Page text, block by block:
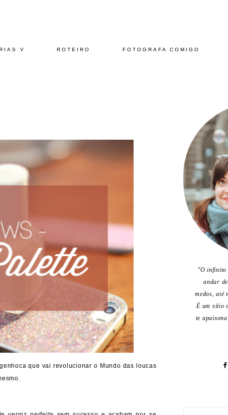
V ROTEIRO FOTOGRAFA COMIGO
que vai revolucionar o Mundo das loucas
"O infinito
andar
medos, até
É um sítio
te